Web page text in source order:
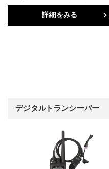
詳細をみる
デジタルトランシーバー